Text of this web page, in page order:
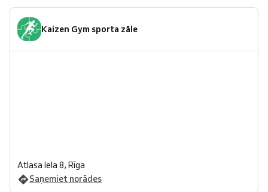
Kaizen Gym sporta zāle
Atlasa iela 8, Rīga
Saņemiet norādes